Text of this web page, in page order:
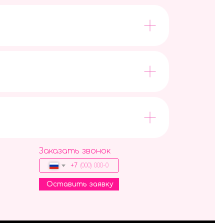
Заказать звонок
+7
Оставить заявку